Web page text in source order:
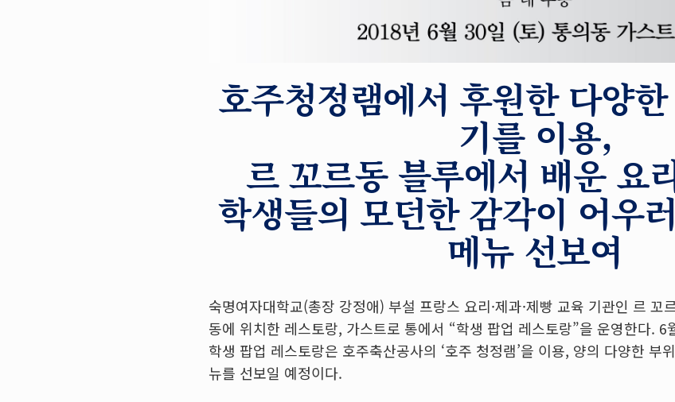
호주청정램에서 후원한 다양
기를 이용,
르 꼬르동 블루에서 배운 요
학생들의 모던한 감각이 어우
메뉴 선보여
숙명여자대학교(총장 강정애) 부설 프랑스 요리·제과·제빵 교육 기관인 르 꼬
동에 위치한 레스토랑, 가스트로 통에서 “학생 팝업 레스토랑”을 운영한다. 6
학생 팝업 레스토랑은 호주축산공사의 ‘호주 청정램’을 이용, 양의 다양한 부
뉴를 선보일 예정이다.